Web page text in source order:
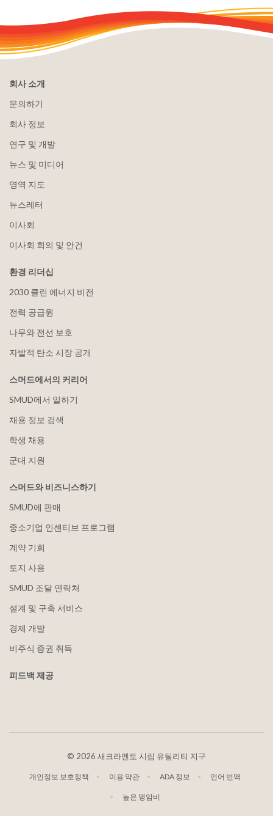
회사 소개
문의하기
회사 정보
연구 및 개발
뉴스 및 미디어
영역 지도
뉴스레터
이사회
이사회 회의 및 안건
환경 리더십
2030 클린 에너지 비전
전력 공급원
나무와 전선 보호
자발적 탄소 시장 공개
스머드에서의 커리어
SMUD에서 일하기
채용 정보 검색
학생 채용
군대 지원
스머드와 비즈니스하기
SMUD에 판매
중소기업 인센티브 프로그램
계약 기회
토지 사용
SMUD 조달 연락처
설계 및 구축 서비스
경제 개발
비주식 증권 취득
피드백 제공
© 2026 새크라멘토 시립 유틸리티 지구
개인정보 보호정책 이용 약관 ADA 정보 언어 번역
높은 명암비